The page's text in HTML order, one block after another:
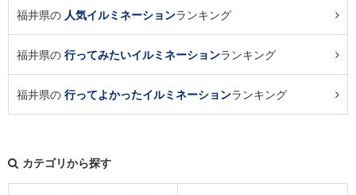
福井県の 人気イルミネーションランキング
福井県の 行ってみたいイルミネーションランキング
福井県の 行ってよかったイルミネーションランキング
カテゴリから探す